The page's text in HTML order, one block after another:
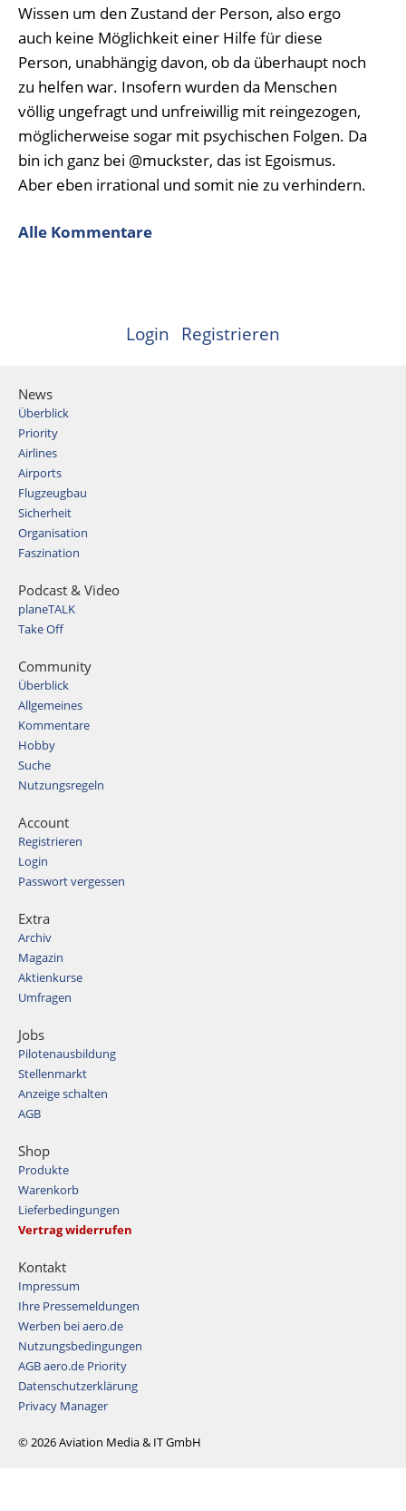
Wissen um den Zustand der Person, also ergo
auch keine Möglichkeit einer Hilfe für diese
Person, unabhängig davon, ob da überhaupt noch
zu helfen war. Insofern wurden da Menschen
völlig ungefragt und unfreiwillig mit reingezogen,
möglicherweise sogar mit psychischen Folgen. Da
bin ich ganz bei @muckster, das ist Egoismus.
Aber eben irrational und somit nie zu verhindern.
Alle Kommentare
Login Registrieren
News
Überblick
Priority
Airlines
Airports
Flugzeugbau
Sicherheit
Organisation
Faszination
Podcast & Video
planeTALK
Take Off
Community
Überblick
Allgemeines
Kommentare
Hobby
Suche
Nutzungsregeln
Account
Registrieren
Login
Passwort vergessen
Extra
Archiv
Magazin
Aktienkurse
Umfragen
Jobs
Pilotenausbildung
Stellenmarkt
Anzeige schalten
AGB
Shop
Produkte
Warenkorb
Lieferbedingungen
Vertrag widerrufen
Kontakt
Impressum
Ihre Pressemeldungen
Werben bei aero.de
Nutzungsbedingungen
AGB aero.de Priority
Datenschutzerklärung
Privacy Manager
© 2026 Aviation Media & IT GmbH